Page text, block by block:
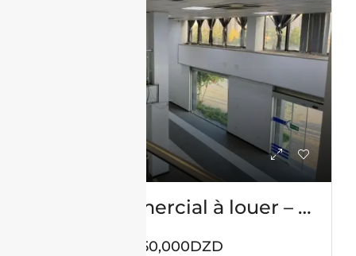
Local commercial à louer – millenium – oran
350,000DZD